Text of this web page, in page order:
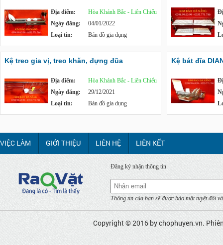
Địa điểm:
Hòa Khánh Bắc - Liên Chiểu
Ngày đăng:
04/01/2022
Loại tin:
Bán đồ gia dụng
Kệ treo gia vị, treo khăn, đựng đũa
Địa điểm:
Hòa Khánh Bắc - Liên Chiểu
Ngày đăng:
29/12/2021
Loại tin:
Bán đồ gia dụng
Kệ bát đĩa
VIỆC LÀM GIỚI THIỆU LIÊN HỆ LIÊN KẾT
Đăng ký nhận thông tin
Thông tin của bạn sẽ được bảo mật tuyệt đối
Copyright © 2016 bychophuyen.vn.